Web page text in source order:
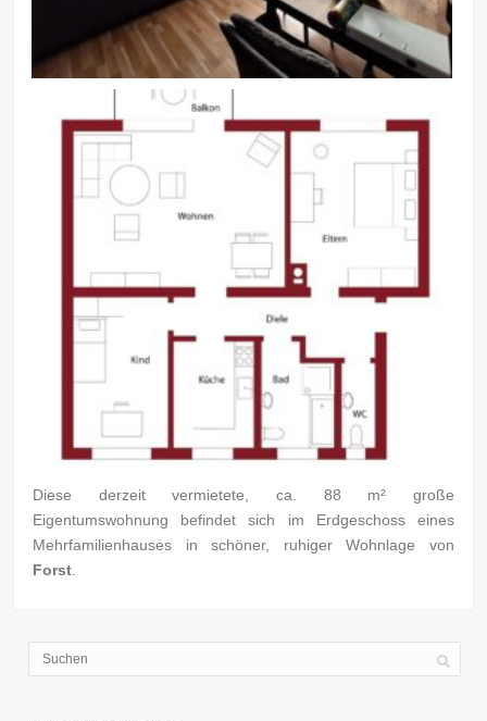
Diese derzeit vermietete, ca. 88 m² große
Eigentumswohnung befindet sich im Erdgeschoss eines
Mehrfamilienhauses in schöner, ruhiger Wohnlage von
Forst